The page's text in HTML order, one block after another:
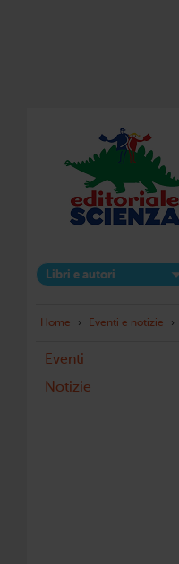
Libri e autori
Home › Eventi e notizie ›
Eventi
Notizie